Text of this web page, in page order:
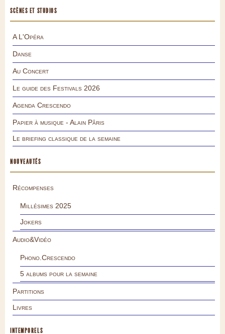
SCÈNES ET STUDIOS
A L'Opéra
Danse
Au Concert
Le guide des Festivals 2026
Agenda Crescendo
Papier à musique - Alain Pâris
Le briefing classique de la semaine
NOUVEAUTÉS
Récompenses
Millésimes 2025
Jokers
Audio&Vidéo
Phono.Crescendo
5 albums pour la semaine
Partitions
Livres
INTEMPORELS